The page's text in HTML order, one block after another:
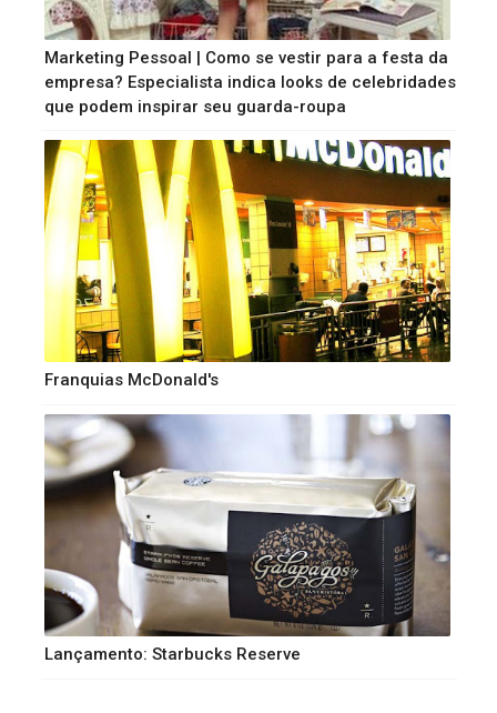
Marketing Pessoal | Como se vestir para a festa da
empresa? Especialista indica looks de celebridades
que podem inspirar seu guarda-roupa
Franquias McDonald's
Lançamento: Starbucks Reserve